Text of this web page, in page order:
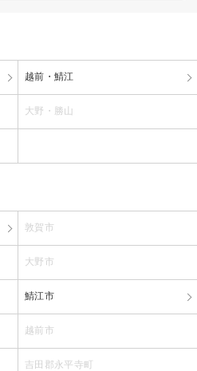
越前・鯖江
大野・勝山
敦賀市
大野市
鯖江市
越前市
吉田郡永平寺町